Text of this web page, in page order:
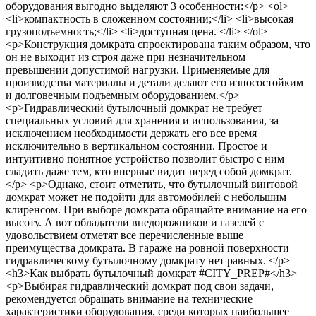
оборудования выгодно выделяют 3 особенности:</p> <ol>
<li>компактность в сложенном состоянии;</li> <li>высокая
грузоподъемность;</li> <li>доступная цена. </li> </ol>
<p>Конструкция домкрата спроектирована таким образом, что
он не выходит из строя даже при незначительном
превышении допустимой нагрузки. Применяемые для
производства материалы и детали делают его износостойким
и долговечным подъемным оборудованием.</p>
<p>Гидравлический бутылочный домкрат не требует
специальных условий для хранения и использования, за
исключением необходимости держать его все время
исключительно в вертикальном состоянии. Простое и
интуитивно понятное устройство позволит быстро с ним
сладить даже тем, кто впервые видит перед собой домкрат.
</p> <p>Однако, стоит отметить, что бутылочный винтовой
домкрат может не подойти для автомобилей с небольшим
клиренсом. При выборе домкрата обращайте внимание на его
высоту. А вот обладатели внедорожников и газелей с
удовольствием отметят все перечисленные выше
преимущества домкрата. В гараже на ровной поверхности
гидравлическому бутылочному домкрату нет равных. </p>
<h3>Как выбрать бутылочный домкрат #CITY_PREP#</h3>
<p>Выбирая гидравлический домкрат под свои задачи,
рекомендуется обращать внимание на технические
характеристики оборудования, среди которых наибольшее